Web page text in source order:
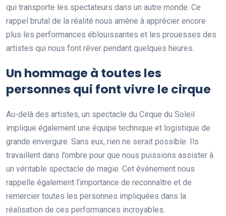
qui transporte les spectateurs dans un autre monde. Ce
rappel brutal de la réalité nous amène à apprécier encore
plus les performances éblouissantes et les prouesses des
artistes qui nous font rêver pendant quelques heures.
Un hommage à toutes les
personnes qui font vivre le cirque
Au-delà des artistes, un spectacle du Cirque du Soleil
implique également une équipe technique et logistique de
grande envergure. Sans eux, rien ne serait possible. Ils
travaillent dans l’ombre pour que nous puissions assister à
un véritable spectacle de magie. Cet événement nous
rappelle également l’importance de reconnaître et de
remercier toutes les personnes impliquées dans la
réalisation de ces performances incroyables.